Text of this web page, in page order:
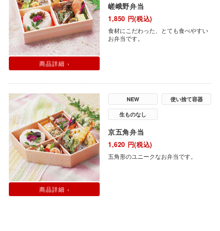
商品詳細 ›
嵯峨野弁当
1,850 円(税込)
食材にこだわった、とても食べやすい
お弁当です。
商品詳細 ›
NEW 使い捨て容器
生ものなし
京五角弁当
1,620 円(税込)
五角形のユニークなお弁当です。